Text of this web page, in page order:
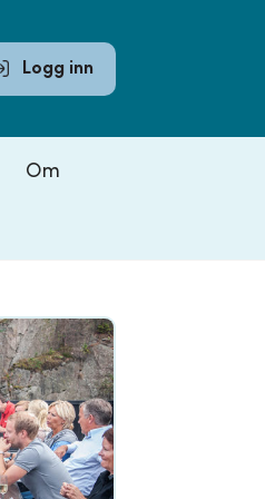
Logg inn
Om